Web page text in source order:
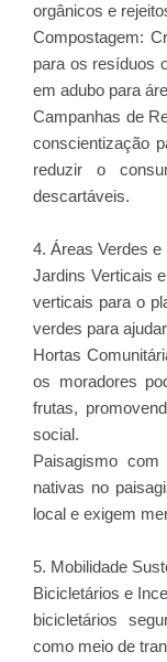
orgânicos e
Compostagem:
para os resíduos
em adubo para
Campanhas de
conscientização
reduzir o
descartáveis.
4. Áreas Verdes
Jardins Verticais
verticais para o
verdes para
Hortas
os moradores
frutas,
social.
Paisagismo
nativas no
local e exigem
5. Mobilidade
Bicicletários e
bicicletários
como meio de